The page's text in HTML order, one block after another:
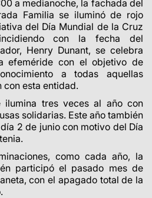
a medianoche, la fachada del
Familia se iluminó de rojo
del Día Mundial de la Cruz
con la fecha del
Henry Dunant, se celebra
efeméride con el objetivo de
a todas aquellas
con esta entidad.
ilumina tres veces al año con
solidarias. Este año también
2 de junio con motivo del Día
como cada año, la
participó el pasado mes de
con el apagado total de la